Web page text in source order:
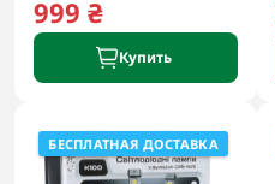
999 ₴
Купить
БЕСПЛАТНАЯ ДОСТАВКА